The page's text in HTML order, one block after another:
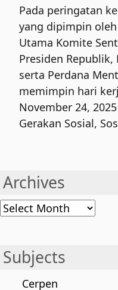
Pada peringatan
yang dipimpin oleh
Utama Komite
Presiden Republik,
serta Perdana
memimpin hari
November 24, 2025
Gerakan Sosial,
Archives
Archives
Subjects
Cerpen